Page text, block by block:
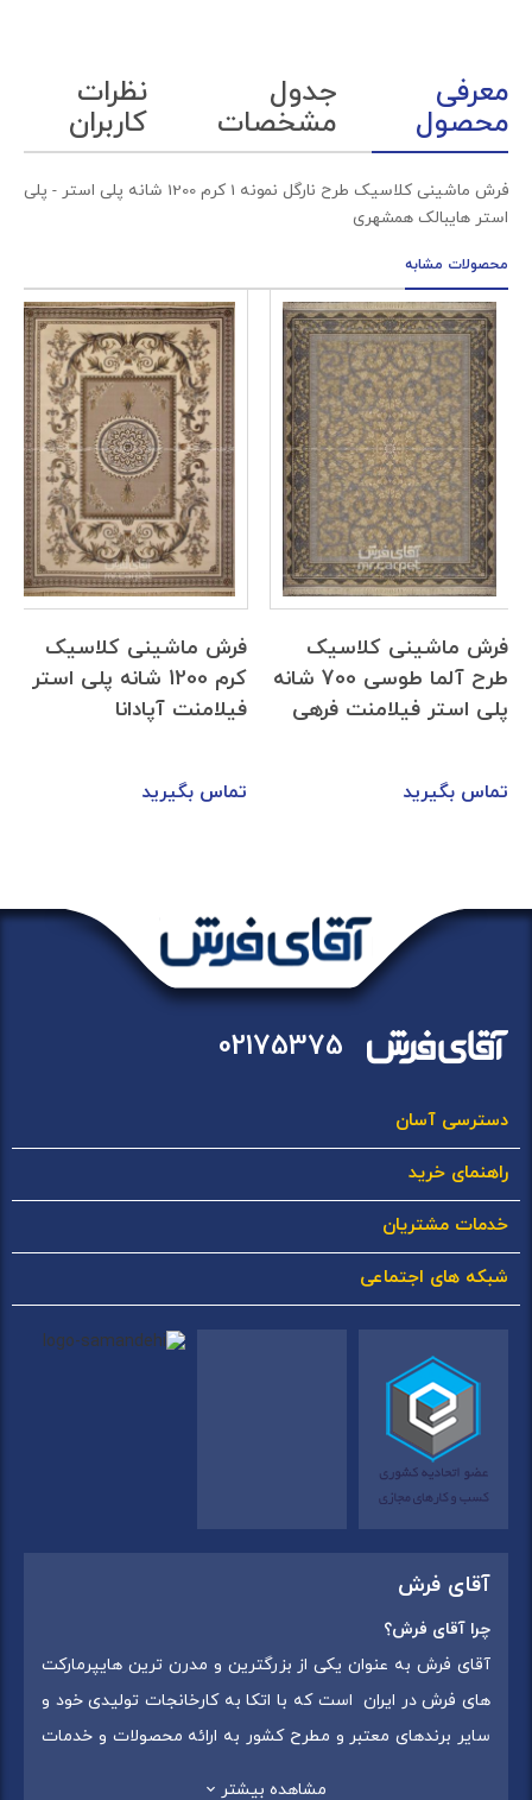
معرفی
محصول
جدول
مشخصات
نظرات
کاربران
فرش ماشینی کلاسیک طرح نارگل نمونه 1 کرم 1200 شانه پلی استر - پلی
استر هایبالک همشهری
محصولات مشابه
فرش ماشینی کلاسیک
طرح آلما طوسی 700 شانه
پلی استر فیلامنت فرهی
تماس بگیرید
فرش ماشینی کلاسیک
کرم 1200 شانه پلی استر
فیلامنت آپادانا
تماس بگیرید
02175375
دسترسی آسان
راهنمای خرید
خدمات مشتریان
شبکه های اجتماعی
آقای فرش
چرا آقای فرش؟
آقای فرش به عنوان یکی از بزرگترین و مدرن ترین هایپرمارکت
های فرش در ایران است که با اتکا به کارخانجات تولیدی خود و
سایر برندهای معتبر و مطرح کشور به ارائه محصولات و خدمات
مشاهده بیشتر